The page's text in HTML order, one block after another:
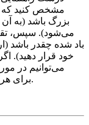
مشخص کنید که
بزرگ باشد (به آن
می‌شود). سپس،
باد شده چقدر باشد
خود قرار دهید).
می‌توانیم در
برای هرگونه کمک و اطلاعات بیشتر با ما تماس بگیرید.